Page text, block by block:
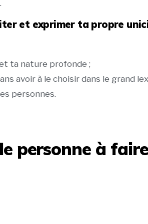
et exprimer ta propre
ta nature profonde ;
avoir à le choisir dans le grand
personnes.
personne à